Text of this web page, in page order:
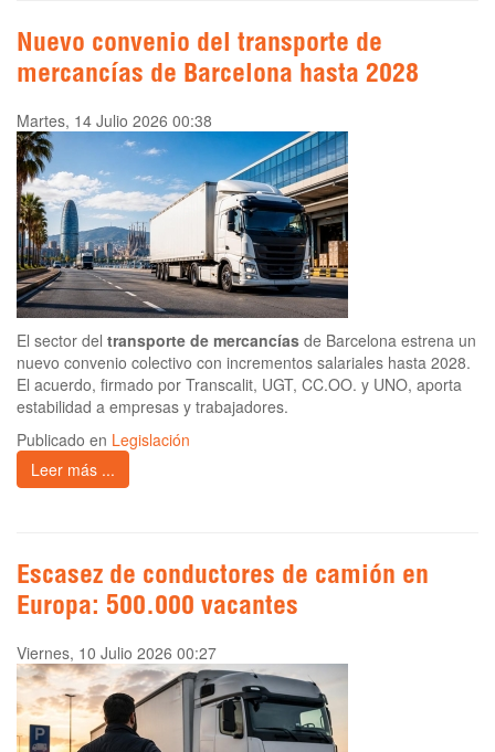
Nuevo convenio del transporte de
mercancías de Barcelona hasta 2028
Martes, 14 Julio 2026 00:38
El sector del transporte de mercancías de Barcelona estrena un
nuevo convenio colectivo con incrementos salariales hasta 2028.
El acuerdo, firmado por Transcalit, UGT, CC.OO. y UNO, aporta
estabilidad a empresas y trabajadores.
Publicado en Legislación
Leer más ...
Escasez de conductores de camión en
Europa: 500.000 vacantes
Viernes, 10 Julio 2026 00:27